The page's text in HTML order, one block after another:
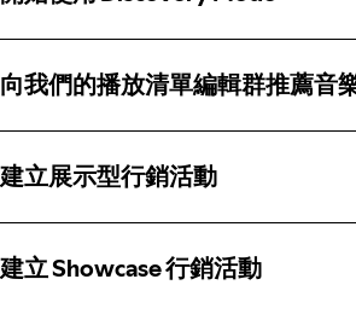
向我們的播放清單編輯群推薦音
向我們的播放清單編輯群推薦音
建立展示型行銷活動
建立展示型行銷活動
建立 Showcase 行銷活動
建立 Showcase 行銷活動